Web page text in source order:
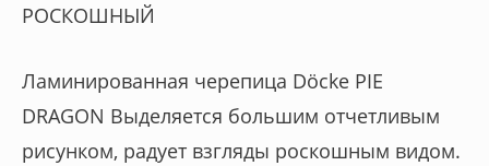
РОСКОШНЫЙ
Ламинированная черепица Dӧcke PIE
DRAGON Выделяется большим отчетливым
рисунком, радует взгляды роскошным видом.